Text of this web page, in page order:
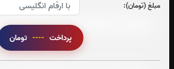
مبلغ (تومان):
پرداخت ----
صوت جزء شماره 6